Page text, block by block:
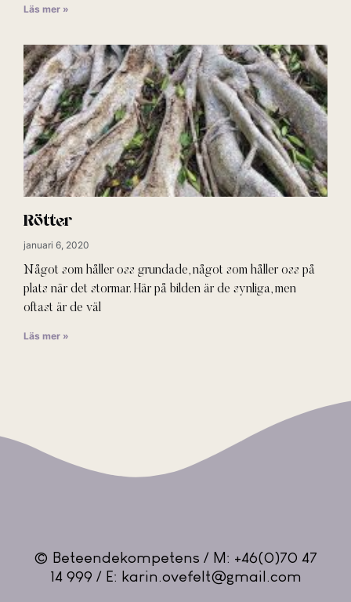
Läs mer »
Rötter
januari 6, 2020
Något som håller oss grundade, något som håller oss på
plats när det stormar. Här på bilden är de synliga, men
oftast är de väl
Läs mer »
© Beteendekompetens / M: +46(0)70 47
14 999 / E: karin.ovefelt@gmail.com